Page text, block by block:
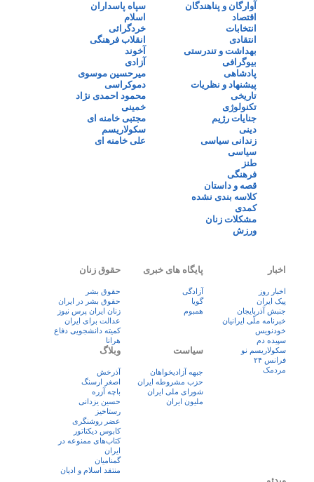
آوارگان و پناهندگان
اقتصاد
انتخابات
انتقادی
بهداشت و تندرستی
بیوگرافی
پادشاهی
پیشنهاد و نظریات
تاریخی
تکنولوژی
جنایات رژیم
دینی
زندانی سیاسی
سیاسی
طنز
فرهنگی
قصه و داستان
کلاسه بندی نشده
کمدی
مشکلات زنان
ورزش
سپاه پاسداران
اسلام
خردگرائی
انقلاب فرهنگی
آخوند
آزادی
میرحسین موسوی
دموکراسی
محمود احمدی نژاد
خمینی
مجتبی خامنه ای
سکولاریسم
علی خامنه ای
اخبار
اخبار روز
پيک ايران
جنبش آذربایجان
خبرنامه ملّی ایرانیان
خودنویس
سپیده دم
سکولاریسم نو
فرانس ۲۴
مردمک
پایگاه های خبری
آزادگی
گویا
همبوم
حقوق زنان
حقوق بشر
حقوق بشر در ایران
زنان ايران پرس نيوز
عدالت برای ایران
کمیته دانشجویی دفاع
هرانا
سیاست
جبهه آزادیخواهان
حزب مشروطه ایران
شورای ملی ایران
ملیون ایران
وبلاگ
آذرخش
اصغر ارسنگ
باچه آزره
حسین یزدانی
رستاخیز
عضر روشنگری
کابوس دیکتاتور
کتاب‌های ممنوعه در
ایران
گمنامیان
منتقد اسلام و ادیان